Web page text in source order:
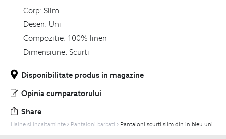
Corp: Slim
Desen: Uni
Compozitie: 100% linen
Dimensiune: Scurti
Disponibilitate produs in magazine
Opinia cumparatorului
Share
Haine si Incaltaminte Pantaloni barbati Pantaloni scurti slim din in bleu uni